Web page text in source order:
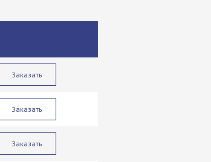
Заказать
Заказать
Заказать